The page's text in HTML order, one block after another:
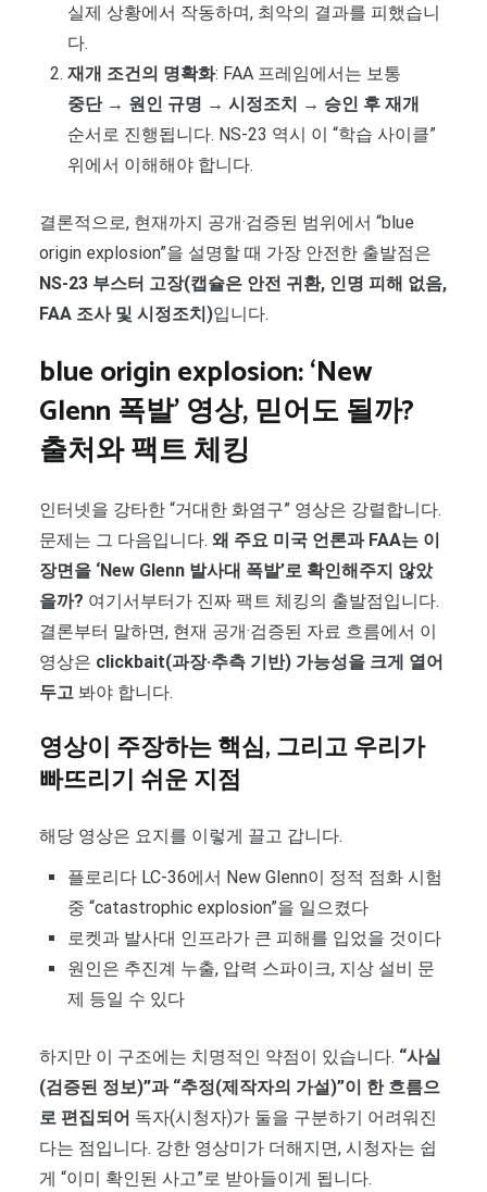
실제 상황에서 작동하며, 최악의 결과를 피했습니
다.
재개 조건의 명확화: FAA 프레임에서는 보통
중단 → 원인 규명 → 시정조치 → 승인 후 재개
순서로 진행됩니다. NS-23 역시 이 “학습 사이클”
위에서 이해해야 합니다.
결론적으로, 현재까지 공개·검증된 범위에서 “blue
origin explosion”을 설명할 때 가장 안전한 출발점은
NS-23 부스터 고장(캡슐은 안전 귀환, 인명 피해 없음,
FAA 조사 및 시정조치)입니다.
blue origin explosion: ‘New
Glenn 폭발’ 영상, 믿어도 될까?
출처와 팩트 체킹
인터넷을 강타한 “거대한 화염구” 영상은 강렬합니다.
문제는 그 다음입니다. 왜 주요 미국 언론과 FAA는 이
장면을 ‘New Glenn 발사대 폭발’로 확인해주지 않았
을까? 여기서부터가 진짜 팩트 체킹의 출발점입니다.
결론부터 말하면, 현재 공개·검증된 자료 흐름에서 이
영상은 clickbait(과장·추측 기반) 가능성을 크게 열어
두고 봐야 합니다.
영상이 주장하는 핵심, 그리고 우리가
빠뜨리기 쉬운 지점
해당 영상은 요지를 이렇게 끌고 갑니다.
플로리다 LC-36에서 New Glenn이 정적 점화 시험
중 “catastrophic explosion”을 일으켰다
로켓과 발사대 인프라가 큰 피해를 입었을 것이다
원인은 추진계 누출, 압력 스파이크, 지상 설비 문
제 등일 수 있다
하지만 이 구조에는 치명적인 약점이 있습니다. “사실
(검증된 정보)”과 “추정(제작자의 가설)”이 한 흐름으
로 편집되어 독자(시청자)가 둘을 구분하기 어려워진
다는 점입니다. 강한 영상미가 더해지면, 시청자는 쉽
게 “이미 확인된 사고”로 받아들이게 됩니다.